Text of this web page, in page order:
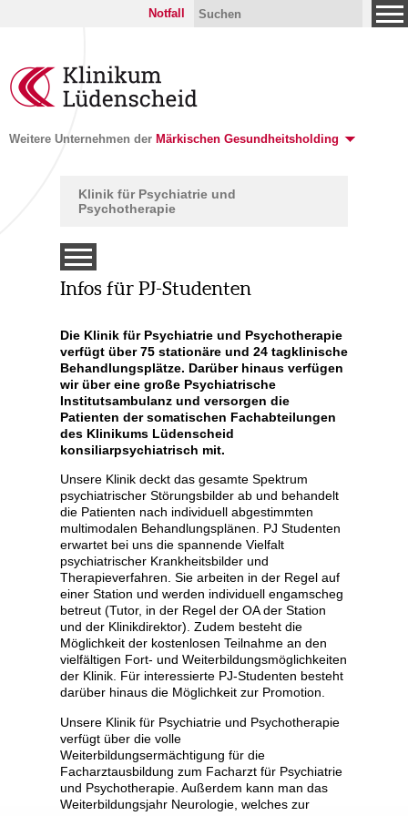
Notfall
Weitere Unternehmen der Märkischen Gesundheitsholding
Klinik für Psychiatrie und
Psychotherapie
Infos für PJ-Studenten
Die Klinik für Psychiatrie und Psychotherapie
verfügt über 75 stationäre und 24 tagklinische
Behandlungsplätze. Darüber hinaus verfügen
wir über eine große Psychiatrische
Institutsambulanz und versorgen die
Patienten der somatischen Fachabteilungen
des Klinikums Lüdenscheid
konsiliarpsychiatrisch mit.
Unsere Klinik deckt das gesamte Spektrum
psychiatrischer Störungsbilder ab und behandelt
die Patienten nach individuell abgestimmten
multimodalen Behandlungsplänen. PJ Studenten
erwartet bei uns die spannende Vielfalt
psychiatrischer Krankheitsbilder und
Therapieverfahren. Sie arbeiten in der Regel auf
einer Station und werden individuell engamscheg
betreut (Tutor, in der Regel der OA der Station
und der Klinikdirektor). Zudem besteht die
Möglichkeit der kostenlosen Teilnahme an den
vielfältigen Fort- und Weiterbildungsmöglichkeiten
der Klinik. Für interessierte PJ-Studenten besteht
darüber hinaus die Möglichkeit zur Promotion.
Unsere Klinik für Psychiatrie und Psychotherapie
verfügt über die volle
Weiterbildungsermächtigung für die
Facharztausbildung zum Facharzt für Psychiatrie
und Psychotherapie. Außerdem kann man das
Weiterbildungsjahr Neurologie, welches zur